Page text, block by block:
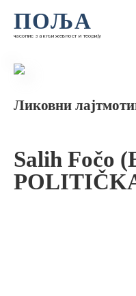
ПОЉА
часопис за књижевност и теорију
Ликовни
Salih Fočo